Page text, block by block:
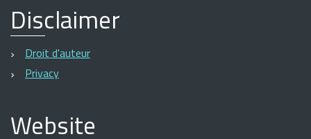
Disclaimer
Droit d'auteur
Privacy
Website